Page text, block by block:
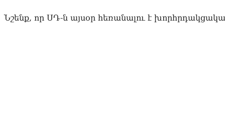
Նշենք, որ ՍԴ-ն այսօր հեռանալու է